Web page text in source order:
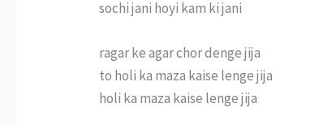
sochi jani hoyi kam ki jani
ragar ke agar chor denge jija
to holi ka maza kaise lenge jija
holi ka maza kaise lenge jija